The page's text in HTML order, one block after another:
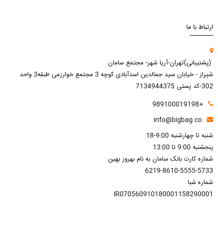
ارتباط با ما
(پشتیبانی)تهران-آریا شهر- مجتمع سامان
شیراز - خیابان سید جمالدین اسدآبادی کوچه 3 مجتمع خوارزمی طبقه3 واحد
302-کد پستی 7134944375
+989100019198
info@bigbag.co
شنبه تا چهارشنبه 9:00-18
پنجشنبه 9:00 تا 13:00
شماره کارت بانک سامان به نام بهروز بهین
6219-8610-5555-5733
شماره شبا
IR070560910180001158290001